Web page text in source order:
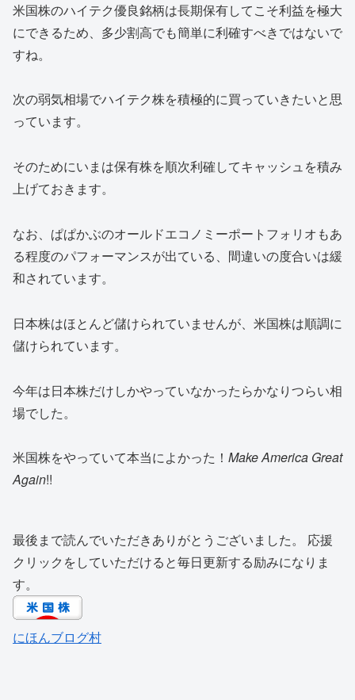
米国株のハイテク優良銘柄は長期保有してこそ利益を極大
にできるため、多少割高でも簡単に利確すべきではないで
すね。
次の弱気相場でハイテク株を積極的に買っていきたいと思
っています。
そのためにいまは保有株を順次利確してキャッシュを積み
上げておきます。
なお、ぱぱかぶのオールドエコノミーポートフォリオもあ
る程度のパフォーマンスが出ている、間違いの度合いは緩
和されています。
日本株はほとんど儲けられていませんが、米国株は順調に
儲けられています。
今年は日本株だけしかやっていなかったらかなりつらい相
場でした。
米国株をやっていて本当によかった！ Make America Great
Again!!
最後まで読んでいただきありがとうございました。 応援
クリックをしていただけると毎日更新する励みになりま
す。
にほんブログ村